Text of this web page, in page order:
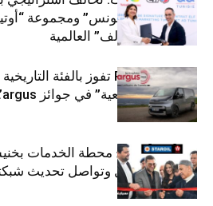
“توتال إنرجيز تونس” ومجموعة
لتوزيع زيوت “إلف” العالمية
كيا PV5 Cargo تفوز بالفئة التاريخية
2026
ستارأويل تفتتح محطة الخدمات
تجديدهابالكامل وتواصل تحديث